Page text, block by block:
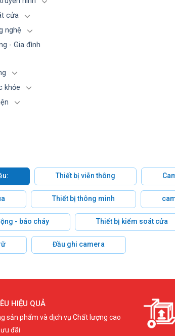
cửa
nghệ
- Gia đình
khỏe
Thiết bị viễn thông
Thiết bị thông minh
- báo cháy Thiết bị kiểm soát cửa
Đầu ghi camera
HIỆU QUẢ
sản phẩm và dịch vụ Chất lượng cao
đãi